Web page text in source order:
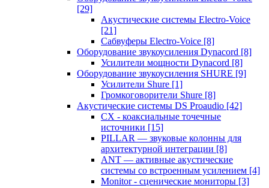
[29]
Акустические системы Electro-Voice
[21]
Сабвуферы Electro-Voice [8]
Оборудование звукоусиления Dynacord [8]
Усилители мощности Dynacord [8]
Оборудование звукоусиления SHURE [9]
Усилители Shure [1]
Громкоговорители Shure [8]
Акустические системы DS Proaudio [42]
CX - коаксиальные точечные
источники [15]
PILLAR — звуковые колонны для
архитектурной интеграции [8]
ANT — активные акустические
системы со встроенным усилением [4]
Monitor - сценические мониторы [3]